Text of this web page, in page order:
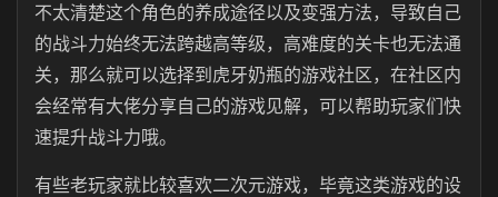
不太清楚这个角色的养成途径以及变强方法，导致自己
的战斗力始终无法跨越高等级，高难度的关卡也无法通
关，那么就可以选择到虎牙奶瓶的游戏社区，在社区内
会经常有大佬分享自己的游戏见解，可以帮助玩家们快
速提升战斗力哦。
有些老玩家就比较喜欢二次元游戏，毕竟这类游戏的设